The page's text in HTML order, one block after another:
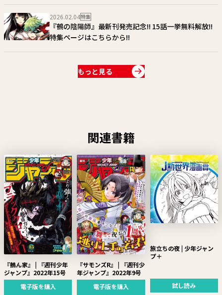
2026.02.04特集
『鵺の陰陽師』最新刊発売記念!! 15話一挙無料解放!!
特集ページはこちらから!!
もっと見る
関連書籍
『鵺ん家』 | 『週刊少年
ジャンプ』2022年15号
電子版を購入
『サモンズR』 | 『週刊少
年ジャンプ』2022年9号
電子版を購入
旅立ちの夜 | 少年ジャン
プ＋
試し読み